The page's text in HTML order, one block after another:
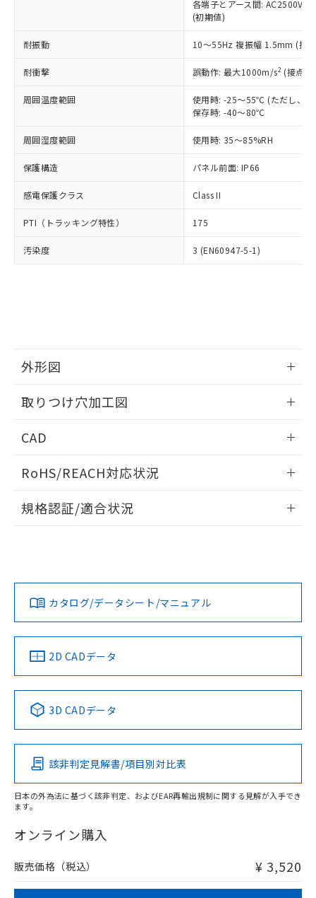
各端子とアース間: AC2500V
(初期値)
耐振動 10～55Hz 複振幅 1.5mm (接
耐衝撃 誤動作: 最大1000m/s2 (接点
周囲温度範囲
使用時: -25～55℃ (ただし、氷
保存時: -40～80℃
周囲湿度範囲 使用時: 35～85%RH
保護構造 パネル前面: IP66
感電保護クラス Class II
PTI（トラッキング特性） 175
汚染度 3 (EN60947-5-1)
外形図
取りつけ穴加工図
CAD
ドすることができます。
ログイン/会員登録
ダウンロードデータをご利用いただく前に、以下を必ずお読
みください。
ソフトウェアの使用条件
RoHS/REACH対応状況
EU RoHS 注意事項・凡例
対応済み
中国 RoHS 注意事項・凡例
Pb Hg Cd Cr(VI)
O
在庫等で未対応品が混在する可能性があります。
問い合わせください。
規格認証/適合状況
カタログ/データシート/マニュアル
2D CADデータ
3D CADデータ
該非判定見解書/項目別対比表
日本の外為法に基づく該非判定、およびEAR再輸出規制に関する見解が入手でき
ます。
オンライン購入
販売価格（税込） ¥ 3,520
正式な納期状況および標準価格はお客
様のお取引先、またはお客様担当のオ
ムロン制御機器販売店・当社販売員に
オムロン制御機器販売店や当社販売拠
販売ネットワーク
」をご確認
在庫状況および標準価格結果を当社の
事前の承諾なく第三者に漏洩または開
マイパーツ機能（部品リスト作成サー
ビス）をご利用いただくには、I-Web
メンバーズにご登録されている必要が
あります。
お客様が当ウェブサイト上で当社にご
登録された部品リストについて、当社
および当社の共同利用者が、当社の製
用者の範囲」に記載されている法人を
(PBDE) 1000ppm以下、フタル酸ビス(2-エチルヘキシ
ル) (DEHP)(別名：DOP) 1000ppm以下、フタル酸ブチ
ルベンジル（BBP） 1000ppm以下、フタル酸ジブチル
（DBP） 1000ppm以下、フタル酸ジイソブチル
但し、RoHS指令で産業用監視および制御機器に対する
フタル酸エステル類の４物質については閾値を超える意
図的な使用がないことを確認しています。
※2 対応予定月
部品在庫の切り替え状況などにより、予定
月が前後することがあります。
※3 非含有証明書ダウンロード
※本証明書は発行日時点で非含有を証明す
るもので、過去に遡って非含有を証明する
ものではありません。
物質の対応では、対応完了までの期間は出
荷製品に未対応品が混在することから備考
していることから、特段のことがない限
り、2022年1月12日より割愛しておりま
す。
Cr(Ⅵ)(六価クロム) : 1000ppm、 PBBs(ポリ臭化ビフェ
ニル類) : 1000ppm、 PBDEs(ポリ臭化ジフェニルエーテ
イソブチル) : 1000ppm、 BBP(フタル酸ブチルベンジ
DEHP(フタル酸ビス(2-エチルヘキシル)) : 1000ppm
※2 環境保護使用期限
「ｅ」：有害物質（10物質）のすべてが基
準値以下であることを示します。
「10」：通常の使用状況下において有害物
質が外部に漏えいし、環境に深刻な影響を
及ぼさない年数を意味します。
「－」：未確認です。当社販売部門へお問
い合わせください。
当社は規制貨物を破棄する場合は、完
いよう必要な手段を講じます。
当社は貴社製品を、核兵器、ミサイ
ル、化学兵器、生物兵器またはその他
武器並びにこれらの製造装置等に一切
当社は、貴社製品を第三者に販売する
場合は、上記1、2および3の内容を当
該第三者に通知します。また当社は、
販売先および販売に係わる関係者が違
法に輸出するおそれがある場合は、取
り引きをいたしません。
一定数以上の在庫あり
一定数には満たないが在庫あり
在庫なし(最新の在庫状況につ
いては、お客様のお取引先、ま
たはお客様担当のオムロン制御
機器販売店・当社販売員にご確
白
受注生産機種、また在庫状況の
情報を公開していない機種